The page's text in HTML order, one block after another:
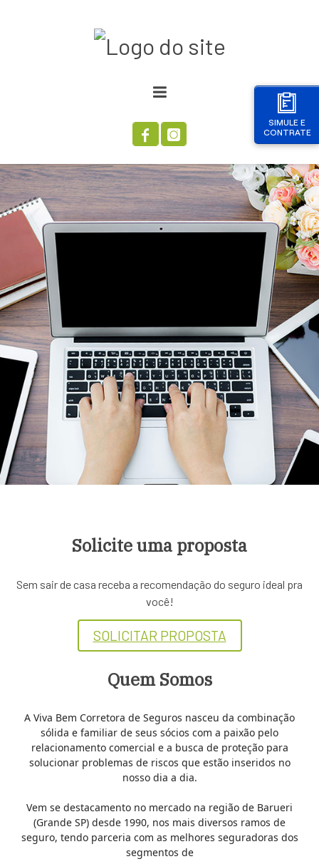
SIMULE E
CONTRATE
Solicite uma proposta
Sem sair de casa receba a recomendação do seguro ideal pra
você!
SOLICITAR PROPOSTA
Quem Somos
A Viva Bem Corretora de Seguros nasceu da combinação
sólida e familiar de seus sócios com a paixão pelo
relacionamento comercial e a busca de proteção para
solucionar problemas de riscos que estão inseridos no
nosso dia a dia.
Vem se destacamento no mercado na região de Barueri
(Grande SP) desde 1990, nos mais diversos ramos de
seguro, tendo parceria com as melhores seguradoras dos
segmentos de